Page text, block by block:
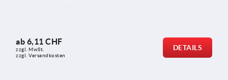
ab 6,11 CHF
zzgl. MwSt.
zzgl. Versandkosten
DETAILS